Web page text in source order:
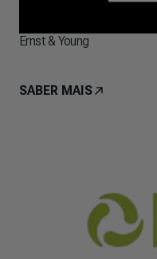
Ernst & Young
SABER MAIS